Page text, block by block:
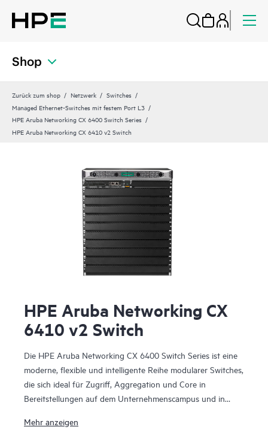
Shop
Zurück zum shop Netzwerk
Switches
Managed Ethernet-Switches mit festem Port L3
HPE Aruba Networking CX 6400 Switch Series
HPE Aruba Networking CX 6410 v2 Switch
HPE Aruba Networking CX
6410 v2 Switch
Die HPE Aruba Networking CX 6400 Switch Series ist eine
moderne, flexible und intelligente Reihe modularer Switches,
die sich ideal für Zugriff, Aggregation und Core in
Bereitstellungen auf dem Unternehmenscampus und in
Mehr anzeigen